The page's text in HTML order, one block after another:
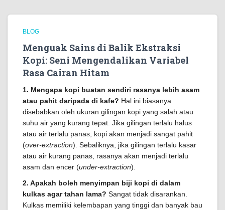
BLOG
Menguak Sains di Balik Ekstraksi
Kopi: Seni Mengendalikan Variabel
Rasa Cairan Hitam
1. Mengapa kopi buatan sendiri rasanya lebih asam
atau pahit daripada di kafe? Hal ini biasanya
disebabkan oleh ukuran gilingan kopi yang salah atau
suhu air yang kurang tepat. Jika gilingan terlalu halus
atau air terlalu panas, kopi akan menjadi sangat pahit
(over-extraction). Sebaliknya, jika gilingan terlalu kasar
atau air kurang panas, rasanya akan menjadi terlalu
asam dan encer (under-extraction).
2. Apakah boleh menyimpan biji kopi di dalam
kulkas agar tahan lama? Sangat tidak disarankan.
Kulkas memiliki kelembapan yang tinggi dan banyak bau